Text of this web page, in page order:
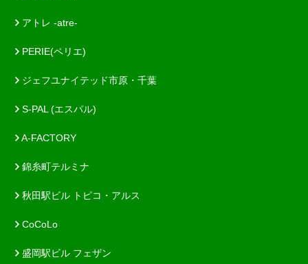
アトレ -atre-
PERIE(ペリエ)
ジェフユナイテッド市原・千葉
S-PAL (エスパル)
A-FACTORY
錦糸町テルミナ
秋田駅ビル トピコ・アルス
CoCoLo
盛岡駅ビル フェザン